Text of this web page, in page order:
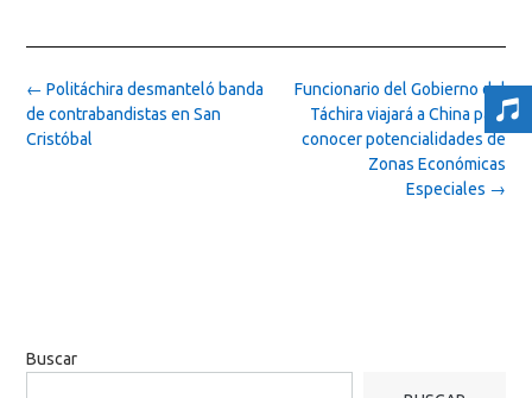
Post
navigation
Funcionario del Gobierno del
Táchira viajará a China para
conocer potencialidades de
Zonas Económicas
Especiales →
← Politáchira desmanteló banda
de contrabandistas en San
Cristóbal
Buscar